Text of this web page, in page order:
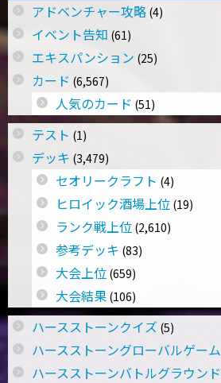
アドベンチャー攻略 (4)
イベント告知 (61)
エキスパンション (25)
カード (6,567)
人気のカード (51)
テスト (1)
デッキ (3,479)
セオリークラフト (4)
ヒロイック酒場上位 (19)
ランク戦上位 (2,610)
参考デッキ (83)
大会上位 (659)
大会結果 (106)
ハースストーンクイズ (5)
ハースストーングローバルゲーム
ハースストーンバトルグラウンド